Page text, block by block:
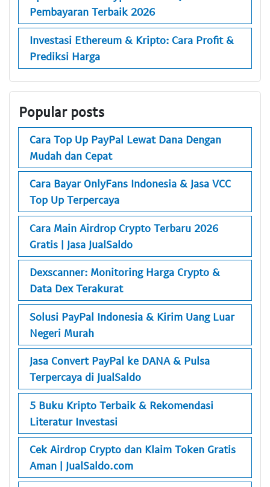
Pembayaran Terbaik 2026
Investasi Ethereum & Kripto: Cara Profit &
Prediksi Harga
Popular posts
Cara Top Up PayPal Lewat Dana Dengan
Mudah dan Cepat
Cara Bayar OnlyFans Indonesia & Jasa VCC
Top Up Terpercaya
Cara Main Airdrop Crypto Terbaru 2026
Gratis | Jasa JualSaldo
Dexscanner: Monitoring Harga Crypto &
Data Dex Terakurat
Solusi PayPal Indonesia & Kirim Uang Luar
Negeri Murah
Jasa Convert PayPal ke DANA & Pulsa
Terpercaya di JualSaldo
5 Buku Kripto Terbaik & Rekomendasi
Literatur Investasi
Cek Airdrop Crypto dan Klaim Token Gratis
Aman | JualSaldo.com